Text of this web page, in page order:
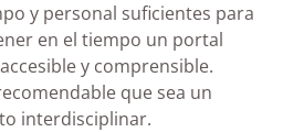
y personal suficientes para
en el tiempo un portal
y comprensible.
que sea un
interdisciplinar.